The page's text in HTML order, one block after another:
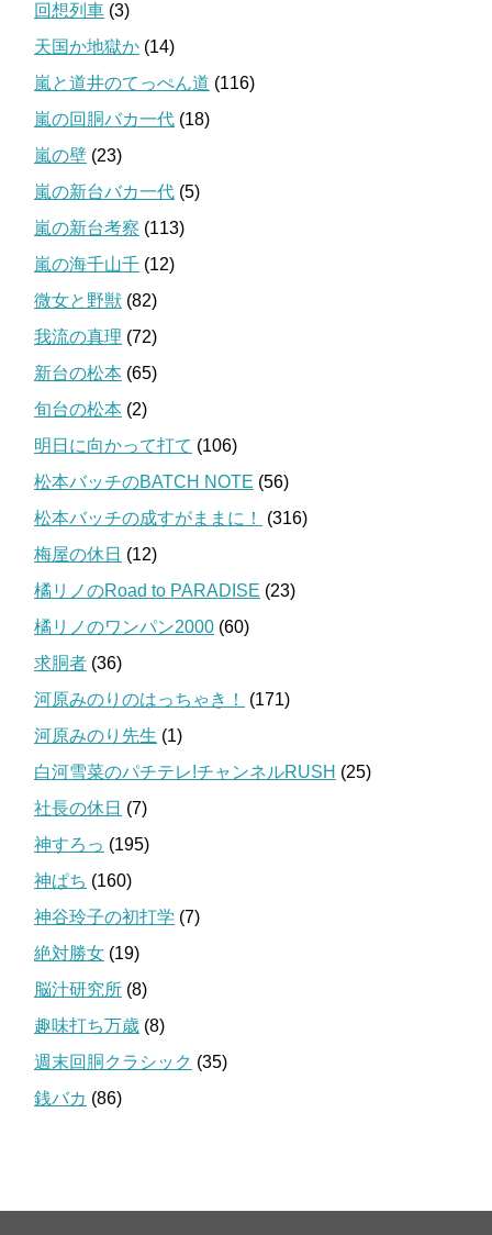
回想列車 (3)
天国か地獄か (14)
嵐と道井のてっぺん道 (116)
嵐の回胴バカ一代 (18)
嵐の壁 (23)
嵐の新台バカ一代 (5)
嵐の新台考察 (113)
嵐の海千山千 (12)
微女と野獣 (82)
我流の真理 (72)
新台の松本 (65)
旬台の松本 (2)
明日に向かって打て (106)
松本バッチのBATCH NOTE (56)
松本バッチの成すがままに！
(316)
梅屋の休日 (12)
橘リノのRoad to PARADISE (23)
橘リノのワンパン2000 (60)
求胴者 (36)
河原みのりのはっちゃき！
(171)
河原みのり先生 (1)
白河雪菜のパチテレ!チャンネルRUSH (25)
社長の休日 (7)
神すろっ (195)
神ぱち (160)
神谷玲子の初打学 (7)
絶対勝女 (19)
脳汁研究所 (8)
趣味打ち万歳 (8)
週末回胴クラシック (35)
銭バカ (86)